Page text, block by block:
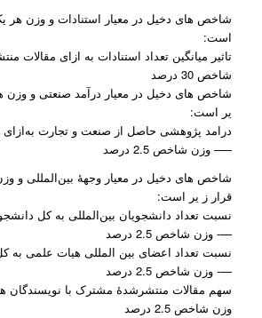
شاخص های دخیل در معیار استنادات و وزن هر یک
است:
تاثیر میانگین تعداد استنادات به ازای مقالات
شاخص 30 درصد
شاخص های دخیل در معیار درآمد صنعتی و وزن هر
یر است:
درامد پژوهشی حاصل از صنعت و تجارت
—– وزن شاخص 2.5 درصد
شاخص های دخیل در معیار وجهۀ بین‌المللی و
قرار ز یر است:
نسبت تعداد دانشجویان بین‌المللی به کل
—- وزن شاخص 2.5 درصد
نسبت تعداد اعضای بین المللی هیات علمی به
—- وزن شاخص 2.5 درصد
سهم مقالات منتشر‌شدۀ مشترک با نویسندگان
وزن شاخص 2.5 درصد